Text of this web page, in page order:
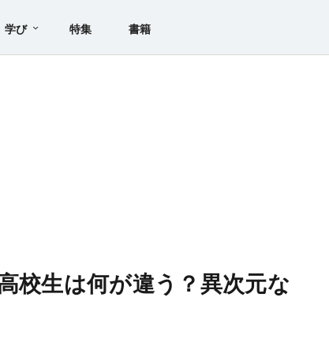
学び 特集 書籍
校生は何が違う？異次元な